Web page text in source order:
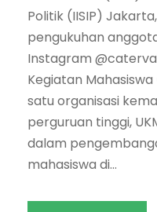
Politik (IISIP)
pengukuhan
Instagram
Kegiatan
satu organisasi
perguruan tinggi,
dalam
mahasiswa di...